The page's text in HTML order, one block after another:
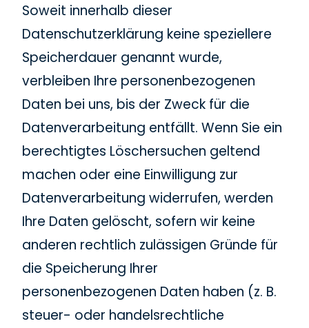
Soweit innerhalb dieser
Datenschutzerklärung keine speziellere
Speicherdauer genannt wurde,
verbleiben Ihre personenbezogenen
Daten bei uns, bis der Zweck für die
Datenverarbeitung entfällt. Wenn Sie ein
berechtigtes Löschersuchen geltend
machen oder eine Einwilligung zur
Datenverarbeitung widerrufen, werden
Ihre Daten gelöscht, sofern wir keine
anderen rechtlich zulässigen Gründe für
die Speicherung Ihrer
personenbezogenen Daten haben (z. B.
steuer- oder handelsrechtliche